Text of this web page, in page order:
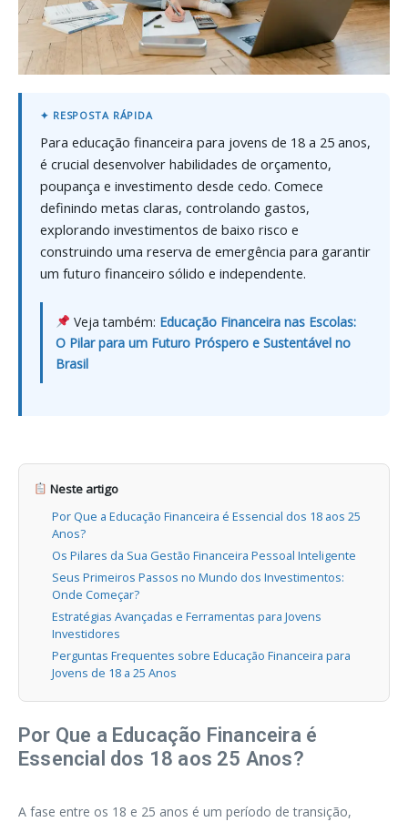
Para educação financeira para jovens de 18 a 25 anos,
é crucial desenvolver habilidades de orçamento,
poupança e investimento desde cedo. Comece
definindo metas claras, controlando gastos,
explorando investimentos de baixo risco e
construindo uma reserva de emergência para garantir
um futuro financeiro sólido e independente.
Veja também: Educação Financeira nas Escolas:
O Pilar para um Futuro Próspero e Sustentável no
Brasil
Neste artigo
Por Que a Educação Financeira é Essencial dos 18 aos 25
Anos?
Os Pilares da Sua Gestão Financeira Pessoal Inteligente
Seus Primeiros Passos no Mundo dos Investimentos:
Onde Começar?
Estratégias Avançadas e Ferramentas para Jovens
Investidores
Perguntas Frequentes sobre Educação Financeira para
Jovens de 18 a 25 Anos
Por Que a Educação Financeira é
Essencial dos 18 aos 25 Anos?
A fase entre os 18 e 25 anos é um período de transição,